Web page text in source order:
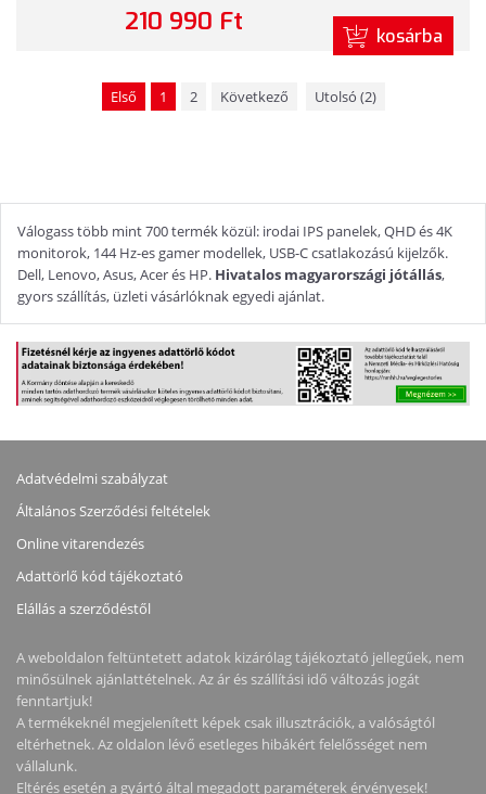
210 990 Ft kosárba
Első 1 2 Következő Utolsó (2)
Válogass több mint 700 termék közül: irodai IPS panelek, QHD és 4K
monitorok, 144 Hz-es gamer modellek, USB-C csatlakozású kijelzők.
Dell, Lenovo, Asus, Acer és HP. Hivatalos magyarországi jótállás,
gyors szállítás, üzleti vásárlóknak egyedi ajánlat.
Adatvédelmi szabályzat
Általános Szerződési feltételek
Online vitarendezés
Adattörlő kód tájékoztató
Elállás a szerződéstől
A weboldalon feltüntetett adatok kizárólag tájékoztató jellegűek, nem
minősülnek ajánlattételnek. Az ár és szállítási idő változás jogát
fenntartjuk!
A termékeknél megjelenített képek csak illusztrációk, a valóságtól
eltérhetnek. Az oldalon lévő esetleges hibákért felelősséget nem
vállalunk.
Eltérés esetén a gyártó által megadott paraméterek érvényesek!